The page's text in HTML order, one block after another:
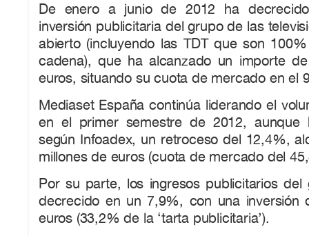
De enero a junio de 2012 ha
inversión publicitaria del grupo de las
abierto (incluyendo las TDT que son
cadena), que ha alcanzado un importe
euros, situando su cuota de mercado en el
Mediaset España continúa liderando el
en el primer semestre de 2012, aunque
según Infoadex, un retroceso del 12,4%,
millones de euros (cuota de mercado del
Por su parte, los ingresos publicitarios del
decrecido en un 7,9%, con una inversión
euros (33,2% de la ‘tarta publicitaria’).